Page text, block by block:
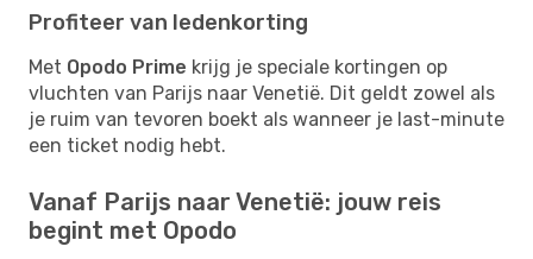
Profiteer van ledenkorting
Met Opodo Prime krijg je speciale kortingen op
vluchten van Parijs naar Venetië. Dit geldt zowel als
je ruim van tevoren boekt als wanneer je last-minute
een ticket nodig hebt.
Vanaf Parijs naar Venetië: jouw reis
begint met Opodo